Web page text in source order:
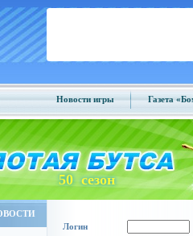
Новости игры Газета
50 сезон
Логин